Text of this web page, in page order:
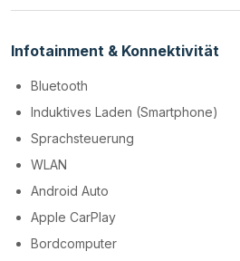
Infotainment & Konnektivität
Bluetooth
Induktives Laden (Smartphone)
Sprachsteuerung
WLAN
Android Auto
Apple CarPlay
Bordcomputer